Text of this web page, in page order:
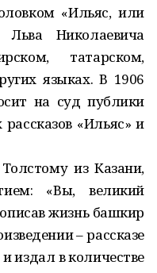
«Ильяс, или
Льва Николаевича
татарском,
языках. В 1906
на суд публики
«Ильяс» и
из Казани,
«Вы, великий
жизнь башкир
– рассказе
издал в количестве